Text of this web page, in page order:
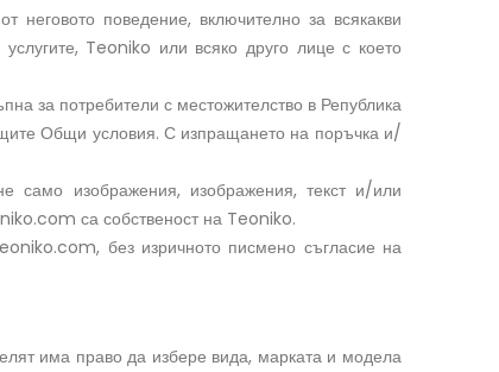
неговото поведение, включително за всякакви
Teoniko или всяко друго лице с което
за потребители с местожителство в Република
Общи условия. С изпращането на поръчка и/
изображения, изображения, текст и/или
са собственост на Teoniko.
без изричното писмено съгласие на
има право да избере вида, марката и модела